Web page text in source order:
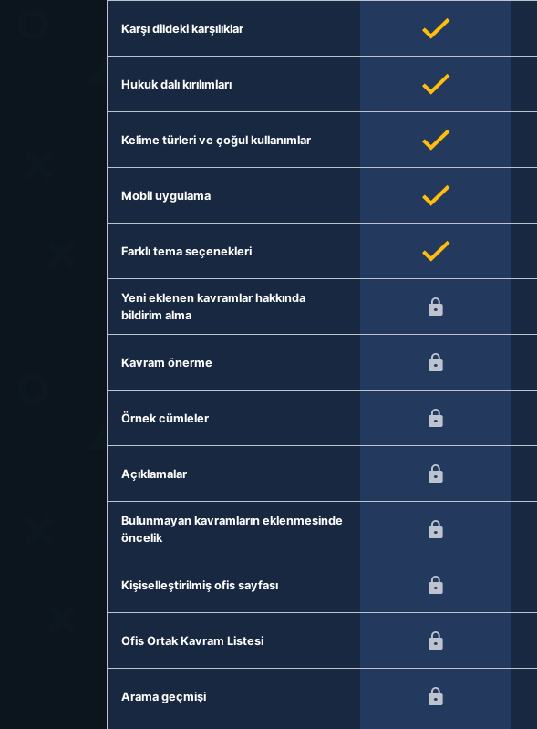
Karşı dildeki karşılıklar
Hukuk dalı kırılımları
Kelime türleri ve çoğul kullanımlar
Mobil uygulama
Farklı tema seçenekleri
Yeni eklenen kavramlar hakkında
bildirim alma
Kavram önerme
Örnek cümleler
Açıklamalar
Bulunmayan kavramların eklenmesinde
öncelik
Kişiselleştirilmiş ofis sayfası
Ofis Ortak Kavram Listesi
Arama geçmişi